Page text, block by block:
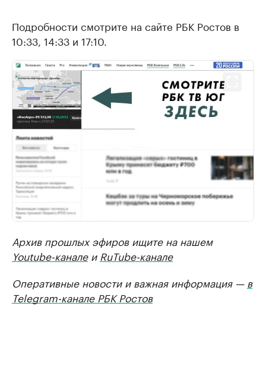
Подробности смотрите на сайте РБК Ростов в
10:33, 14:33 и 17:10.
Архив прошлых эфиров ищите на нашем
Youtube-каналеи RuTube-канале
Оперативные новости и важная информация —в
Telegram-канале РБК Ростов